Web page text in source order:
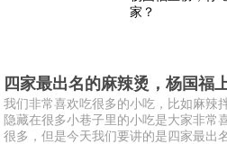
四家最出名的麻辣烫，杨国福
我们非常喜欢吃很多的小吃，比如麻辣
隐藏在很多小巷子里的小吃是大家非常
很多，但是今天我们要讲的是四家最出